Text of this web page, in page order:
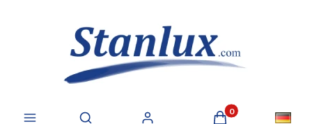
Suchmaschine öffnen Produkte im